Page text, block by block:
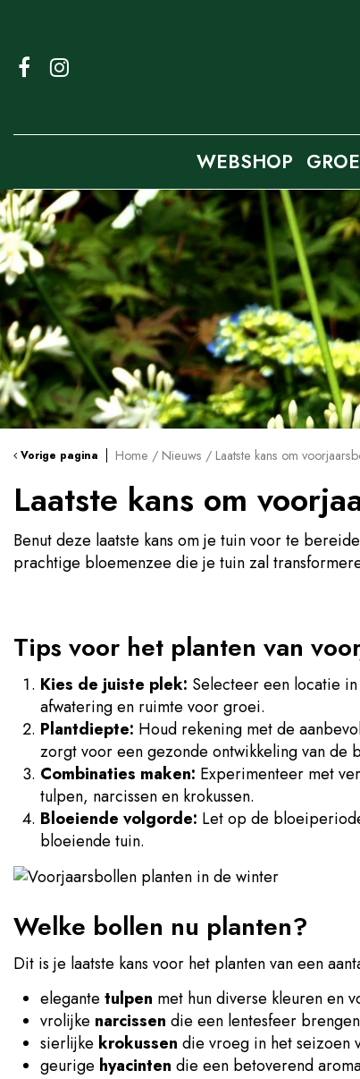
content
Vorige pagina Home Nieuws Laatste kans om
WEBSHOP
Laatste kans om
Benut deze laatste kans om je tuin voor te
prachtige bloemenzee die je tuin zal
Tips voor het planten van
Kies de juiste plek: Selecteer een locatie
afwatering en ruimte voor groei.
Plantdiepte: Houd rekening met de
zorgt voor een gezonde ontwikkeling van de
Combinaties maken: Experimenteer met
tulpen, narcissen en krokussen.
Bloeiende volgorde: Let op de
bloeiende tuin.
Welke bollen nu planten?
Dit is je laatste kans voor het planten van een
elegante tulpen met hun diverse kleuren en
vrolijke narcissen die een lentesfeer brengen
sierlijke krokussen die vroeg in het seizoen
geurige hyacinten die een betoverend